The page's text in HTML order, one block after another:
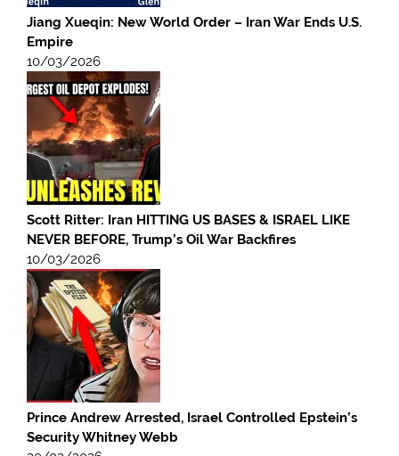
Jiang Xueqin: New World Order – Iran War Ends U.S.
Empire
10/03/2026
Scott Ritter: Iran HITTING US BASES & ISRAEL LIKE
NEVER BEFORE, Trump’s Oil War Backfires
10/03/2026
Prince Andrew Arrested, Israel Controlled Epstein’s
Security Whitney Webb